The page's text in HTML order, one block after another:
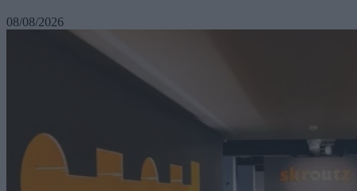
08/08/2026